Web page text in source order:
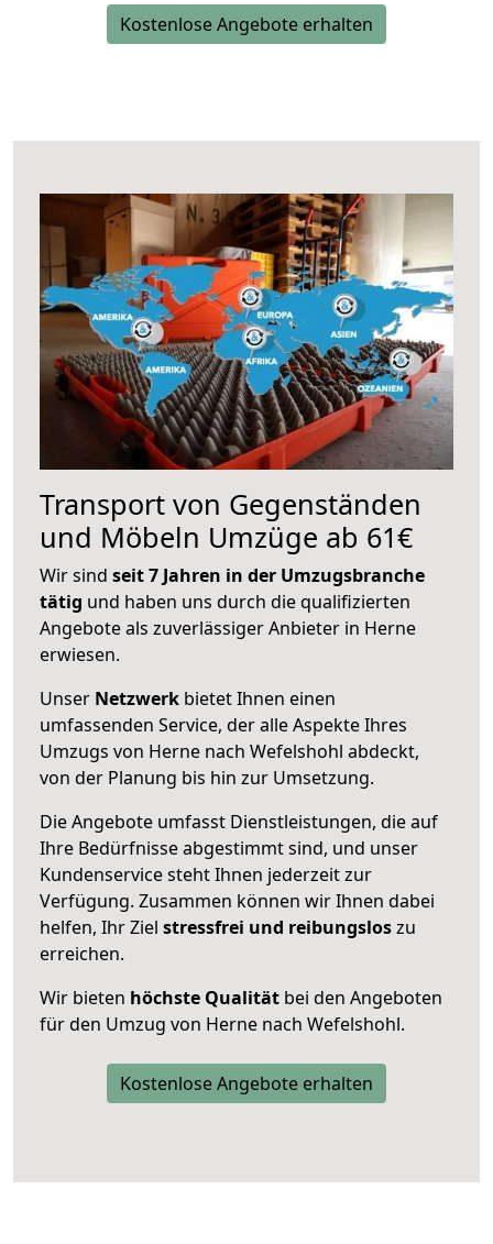
Kostenlose Angebote erhalten
Transport von Gegenständen
und Möbeln Umzüge ab 61€
Wir sind seit 7 Jahren in der Umzugsbranche
tätig und haben uns durch die qualifizierten
Angebote als zuverlässiger Anbieter in Herne
erwiesen.
Unser Netzwerk bietet Ihnen einen
umfassenden Service, der alle Aspekte Ihres
Umzugs von Herne nach Wefelshohl abdeckt,
von der Planung bis hin zur Umsetzung.
Die Angebote umfasst Dienstleistungen, die auf
Ihre Bedürfnisse abgestimmt sind, und unser
Kundenservice steht Ihnen jederzeit zur
Verfügung. Zusammen können wir Ihnen dabei
helfen, Ihr Ziel stressfrei und reibungsloszu
erreichen.
Wir bieten höchste Qualität bei den Angeboten
für den Umzug von Herne nach Wefelshohl.
Kostenlose Angebote erhalten